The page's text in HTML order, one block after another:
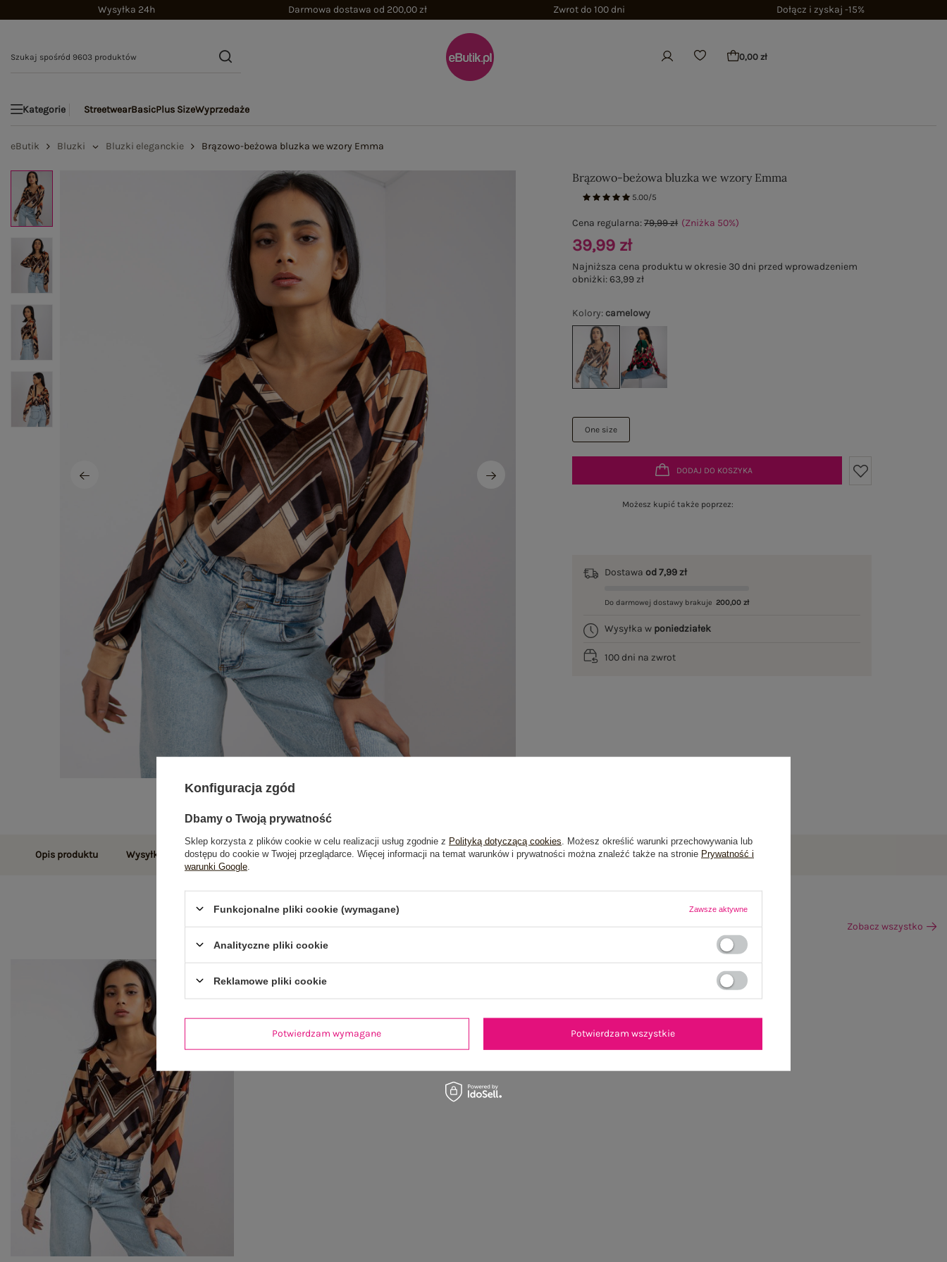
Wysyłka 24h Darmowa dostawa od 200,00 zł Zwrot do 100 dni Dołącz i zyskaj -15%
0,00 zł
Kategorie StreetwearBasicPlus SizeWyprzedaże
eButik Bluzki Bluzki eleganckie Brązowo-beżowa bluzka we wzory Emma
Brązowo-beżowa bluzka we wzory Emma
5.00/5
Kolory: camelowy
One size
Cena regularna:79,99 zł (Zniżka 50%)
39,99 zł
Najniższa cena produktu w okresie 30 dni przed wprowadzeniem
obniżki:63,99 zł
DODAJ DO KOSZYKA
Możesz kupić także poprzez:
Dostawaod 7,99 zł
Do darmowej dostawy brakuje 200,00 zł
Wysyłka w poniedziałek
100 dni na zwrot
Opis produktu Wysyłka i dostawa Zwroty i reklamacje Opinie o produkcie(1)
Zobacz wszystko
Konfiguracja zgód
Dbamy o Twoją prywatność
Sklep korzysta z plików cookie w celu realizacji usług zgodnie z Polityką dotyczącą cookies . Możesz określić warunki przechowywania lub
dostępu do cookie w Twojej przeglądarce. Więcej informacji na temat warunków i prywatności można znaleźć także na stronie Prywatność i
warunki Google
Funkcjonalne pliki cookie (wymagane) Zawsze aktywne
Analityczne pliki cookie
Reklamowe pliki cookie
Potwierdzam wymagane Potwierdzam wszystkie